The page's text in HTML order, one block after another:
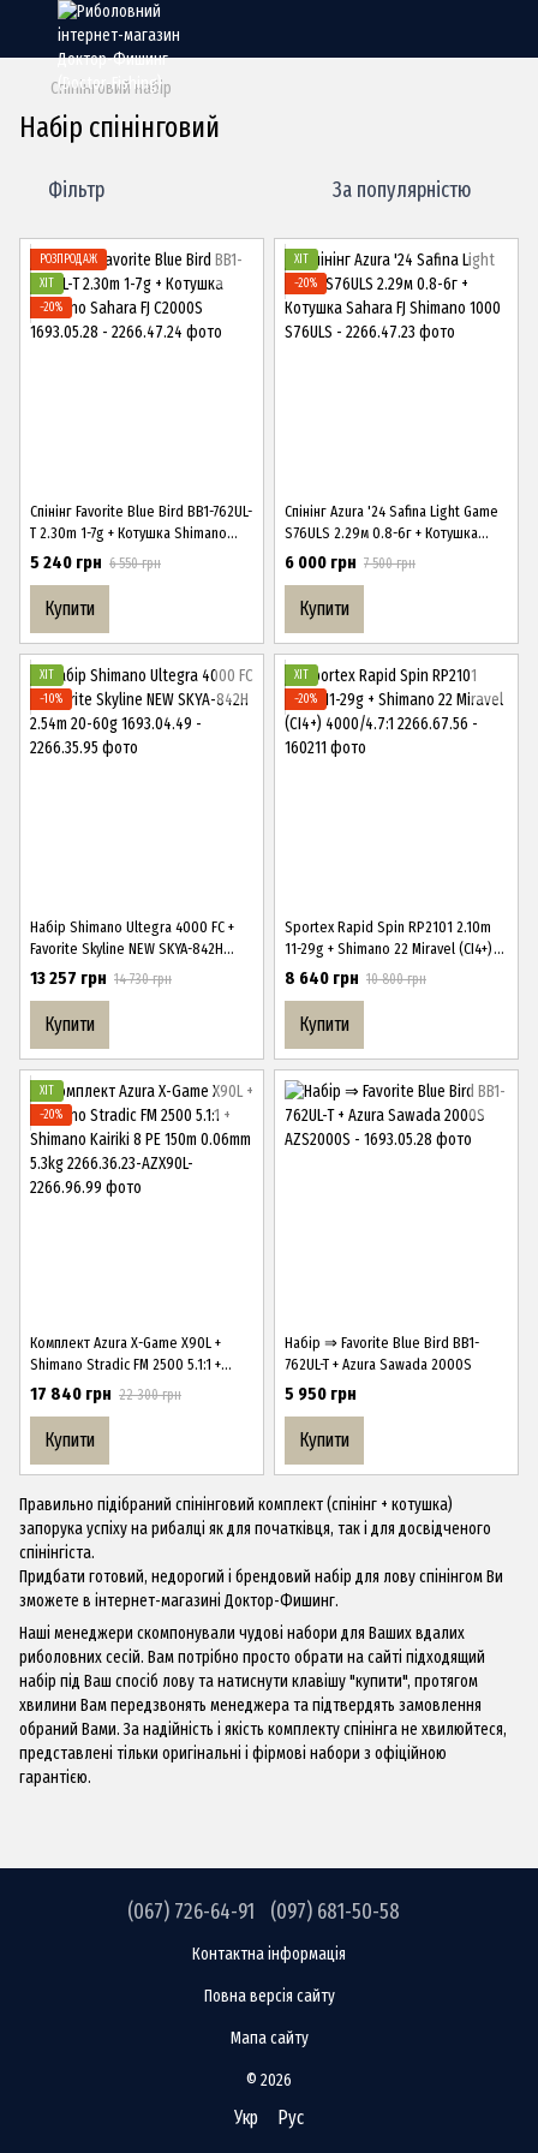
Спінінговий набір
Набір спінінговий
Фільтр За популярністю
РОЗПРОДАЖ
ХІТ
−20%
Спінінг Favorite Blue Bird BB1-762UL-
T 2.30m 1-7g + Котушка Shimano
Sahara FJ C2000S
5 240 грн 6 550 грн
Купити
ХІТ
−20%
Спінінг Azura '24 Safina Light Game
S76ULS 2.29м 0.8-6г + Котушка
Sahara FJ Shimano 1000
6 000 грн 7 500 грн
Купити
ХІТ
−10%
Набір Shimano Ultegra 4000 FC +
Favorite Skyline NEW SKYA-842H
2.54m 20-60g
13 257 грн 14 730 грн
Купити
ХІТ
−20%
Sportex Rapid Spin RP2101 2.10m
11-29g + Shimano 22 Miravel (CI4+)
4000/4.7:1
8 640 грн 10 800 грн
Купити
ХІТ
−20%
Комплект Azura X-Game X90L +
Shimano Stradic FM 2500 5.1:1 +
Shimano Kairiki 8 PE 150m 0.06mm
17 840 грн 22 300 грн
Купити
Набір ⇒ Favorite Blue Bird BB1-
762UL-T + Azura Sawada 2000S
5 950 грн
Купити
Правильно підібраний спінінговий комплект (спінінг + котушка)
запорука успіху на рибалці як для початківця, так і для досвідченого
спінінгіста.
Придбати готовий, недорогий і брендовий набір для лову спінінгом Ви
зможете в інтернет-магазині Доктор-Фишинг.
Наші менеджери скомпонували чудові набори для Ваших вдалих
риболовних сесій. Вам потрібно просто обрати на сайті підходящий
набір під Ваш спосіб лову та натиснути клавішу "купити", протягом
хвилини Вам передзвонять менеджера та підтвердять замовлення
обраний Вами. За надійність і якість комплекту спінінга не хвилюйтеся,
представлені тільки оригінальні і фірмові набори з офіційною
гарантією.
(067) 726-64-91 (097) 681-50-58
Контактна інформація
Повна версія сайту
Мапа сайту
© 2026
Укр Рус